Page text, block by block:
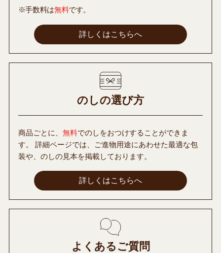
※手数料は無料です。
詳しくはこちらへ
のしの選び方
商品ごとに、 無料でのしをおつけすることができま
す。 詳細ページでは、ご進物用途にあわせた最適な包
装や、のしの見本を掲載しております。
詳しくはこちらへ
よくあるご質問